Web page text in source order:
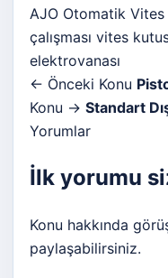
AJO Otomatik Vites
çalışması vites
elektrovanası
← Önceki Konu
Konu → Standart
Yorumlar
İlk yorumu
Konu hakkında
paylaşabilirsiniz.